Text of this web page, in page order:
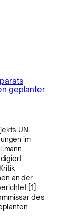
geplanter
UN-
im
an der
des